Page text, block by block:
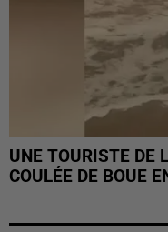
UNE TOURISTE DE
COULÉE DE BOUE